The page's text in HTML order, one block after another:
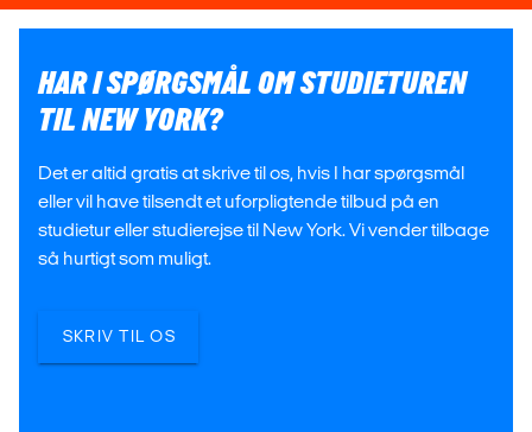
HAR I SPØRGSMÅL OM STUDIETUREN
TIL NEW YORK?
Det er altid gratis at skrive til os, hvis I har spørgsmål
eller vil have tilsendt et uforpligtende tilbud på en
studietur eller studierejse til New York. Vi vender tilbage
så hurtigt som muligt.
SKRIV TIL OS